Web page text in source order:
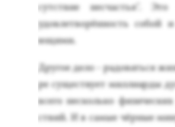
сутс­твие нес­частья". Это
удов­летво­рён­ность со­бой
ющи­ми.
Дру­гое де­ло - ра­довать­ся
ре су­щес­тву­ет мил­ли­ар­ды
все­го нес­коль­ко
ствий. И в са­мые чёр­ные